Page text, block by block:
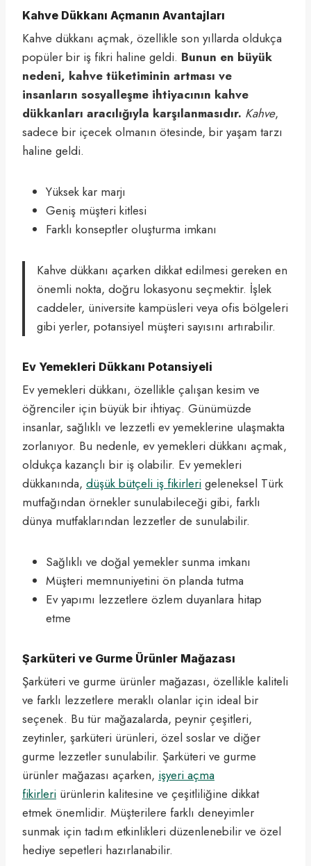
Kahve Dükkanı Açmanın Avantajları
Kahve dükkanı açmak, özellikle son yıllarda oldukça
popüler bir iş fikri haline geldi. Bunun en büyük
nedeni, kahve tüketiminin artması ve
insanların sosyalleşme ihtiyacının kahve
dükkanları aracılığıyla karşılanmasıdır. Kahve,
sadece bir içecek olmanın ötesinde, bir yaşam tarzı
haline geldi.
Yüksek kar marjı
Geniş müşteri kitlesi
Farklı konseptler oluşturma imkanı
Kahve dükkanı açarken dikkat edilmesi gereken en
önemli nokta, doğru lokasyonu seçmektir. İşlek
caddeler, üniversite kampüsleri veya ofis bölgeleri
gibi yerler, potansiyel müşteri sayısını artırabilir.
Ev Yemekleri Dükkanı Potansiyeli
Ev yemekleri dükkanı, özellikle çalışan kesim ve
öğrenciler için büyük bir ihtiyaç. Günümüzde
insanlar, sağlıklı ve lezzetli ev yemeklerine ulaşmakta
zorlanıyor. Bu nedenle, ev yemekleri dükkanı açmak,
oldukça kazançlı bir iş olabilir. Ev yemekleri
dükkanında, düşük bütçeli iş fikirleri geleneksel Türk
mutfağından örnekler sunulabileceği gibi, farklı
dünya mutfaklarından lezzetler de sunulabilir.
Sağlıklı ve doğal yemekler sunma imkanı
Müşteri memnuniyetini ön planda tutma
Ev yapımı lezzetlere özlem duyanlara hitap
etme
Şarküteri ve Gurme Ürünler Mağazası
Şarküteri ve gurme ürünler mağazası, özellikle kaliteli
ve farklı lezzetlere meraklı olanlar için ideal bir
seçenek. Bu tür mağazalarda, peynir çeşitleri,
zeytinler, şarküteri ürünleri, özel soslar ve diğer
gurme lezzetler sunulabilir. Şarküteri ve gurme
ürünler mağazası açarken, işyeri açma
fikirleri ürünlerin kalitesine ve çeşitliliğine dikkat
etmek önemlidir. Müşterilere farklı deneyimler
sunmak için tadım etkinlikleri düzenlenebilir ve özel
hediye sepetleri hazırlanabilir.